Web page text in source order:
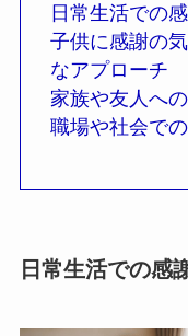
日常生活での
子供に感謝の
なアプローチ
家族や友人へ
職場や社会で
日常生活での感